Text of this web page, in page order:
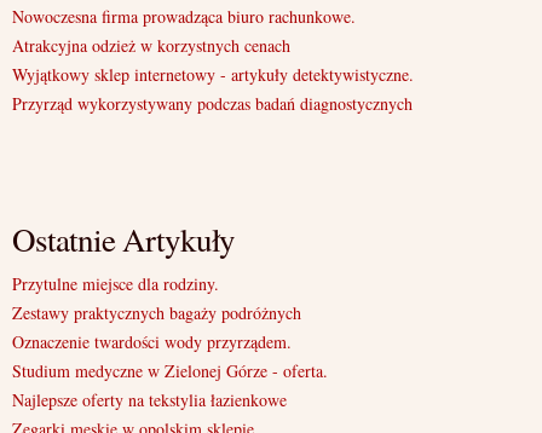
Nowoczesna firma prowadząca biuro rachunkowe.
Atrakcyjna odzież w korzystnych cenach
Wyjątkowy sklep internetowy - artykuły detektywistyczne.
Przyrząd wykorzystywany podczas badań diagnostycznych
Ostatnie Artykuły
Przytulne miejsce dla rodziny.
Zestawy praktycznych bagaży podróżnych
Oznaczenie twardości wody przyrządem.
Studium medyczne w Zielonej Górze - oferta.
Najlepsze oferty na tekstylia łazienkowe